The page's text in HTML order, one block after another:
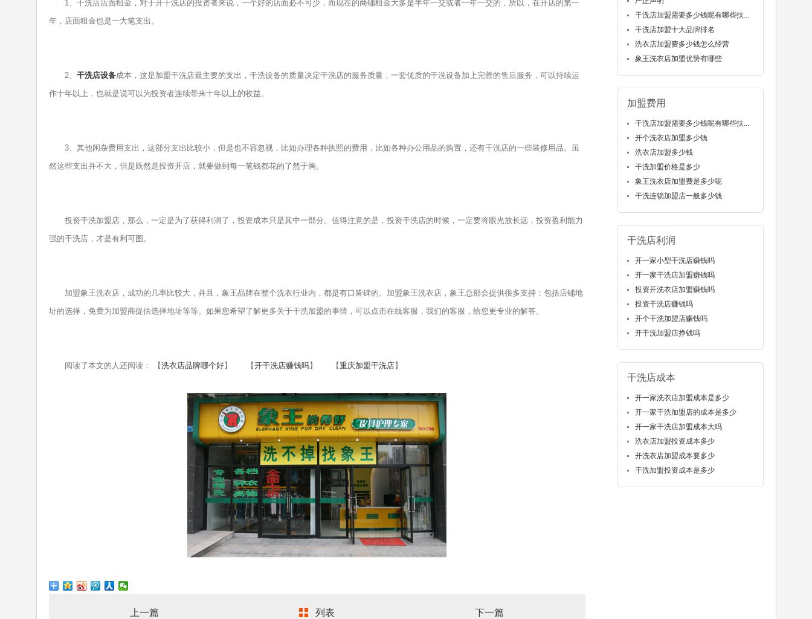
1、干洗店店面租金，对于开干洗店的投资者来说，一个好的店面必不可少，而现在的商铺租金大多是半年一交或者一年一交的，所以，在开店的第一
年，店面租金也是一大笔支出。
2、 干洗店设备成本，这是加盟干洗店最主要的支出，干洗设备的质量决定干洗店的服务质量，一套优质的干洗设备加上完善的售后服务，可以持续运
作十年以上，也就是说可以为投资者连续带来十年以上的收益。
3、其他闲杂费用支出，这部分支出比较小，但是也不容忽视，比如办理各种执照的费用，比如各种办公用品的购置，还有干洗店的一些装修用品。虽
然这些支出并不大，但是既然是投资开店，就要做到每一笔钱都花的了然于胸。
投资干洗加盟店，那么，一定是为了获得利润了，投资成本只是其中一部分。值得注意的是，投资干洗店的时候，一定要将眼光放长远，投资盈利能力
强的干洗店，才是有利可图。
加盟象王洗衣店，成功的几率比较大，并且，象王品牌在整个洗衣行业内，都是有口皆碑的。加盟象王洗衣店，象王总部会提供很多支持：包括店铺地
址的选择，免费为加盟商提供选择地址等等。如果您希望了解更多关于干洗加盟的事情，可以点击在线客服，我们的客服，给您更专业的解答。
阅读了本文的人还阅读： 【洗衣店品牌哪个好】 【开干洗店赚钱吗】 【重庆加盟干洗店】
上一篇 列表 下一篇
干洗店加盟需要多少钱呢有哪些扶...
干洗店加盟十大品牌排名
洗衣店加盟费多少钱怎么经营
象王洗衣店加盟优势有哪些
加盟费用
干洗店加盟需要多少钱呢有哪些扶...
开个洗衣店加盟多少钱
洗衣店加盟多少钱
干洗加盟价格是多少
象王洗衣店加盟费是多少呢
干洗连锁加盟店一般多少钱
干洗店利润
开一家小型干洗店赚钱吗
开一家干洗店加盟赚钱吗
投资开洗衣店加盟赚钱吗
投资干洗店赚钱吗
开个干洗加盟店赚钱吗
开干洗加盟店挣钱吗
干洗店成本
开一家洗衣店加盟成本是多少
开一家干洗加盟店的成本是多少
开一家干洗店加盟成本大吗
洗衣店加盟投资成本多少
开洗衣店加盟成本要多少
干洗加盟投资成本是多少